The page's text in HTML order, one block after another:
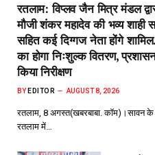
रतलाम: विप्लव जैन मित्र मंडल
मौजी शंकर महादेव की भव्य शाही
सहित कई दिग्गज नेता होंगे
का होगा निःशुल्क वितरण,
किया निरीक्षण
BY EDITOR AUGUST 8, 2026
रतलाम, 8 अगस्त(खबरबाबा. कॉम)।सावन
रतलाम में…